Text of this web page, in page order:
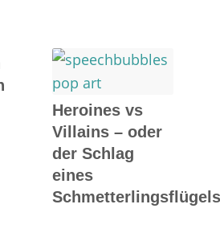
Heroines vs
Villains – oder
der Schlag
eines
Schmetterlingsflügels